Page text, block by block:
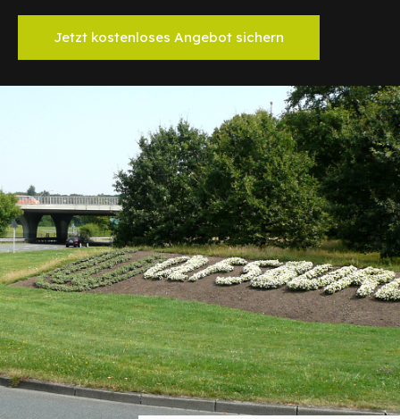
Jetzt kostenloses Angebot sichern